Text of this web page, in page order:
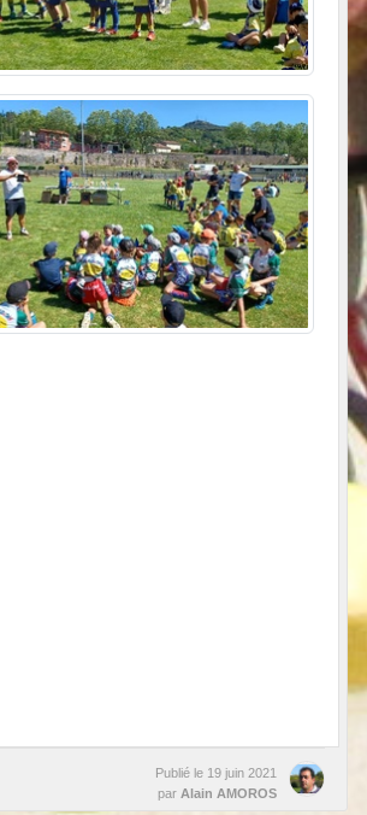
Publié le 19 juin 2021
par Alain AMOROS